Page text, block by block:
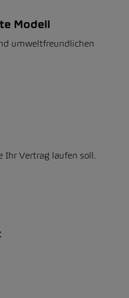
Modell
umweltfreundlichen
Ihr Vertrag laufen soll.